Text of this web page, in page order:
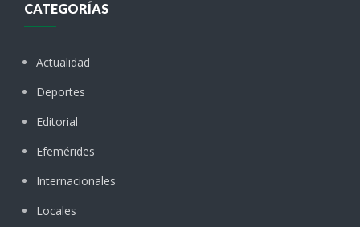
CATEGORÍAS
Actualidad
Deportes
Editorial
Efemérides
Internacionales
Locales